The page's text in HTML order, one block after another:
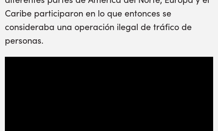
Caribe participaron en lo que entonces se
consideraba una operación ilegal de tráfico de
personas.